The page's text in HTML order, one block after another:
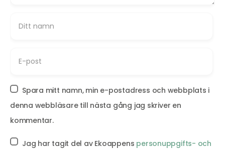
Spara mitt namn, min e-postadress och webbplats i
denna webbläsare till nästa gång jag skriver en
kommentar.
Jag har tagit del av Ekoappens personuppgifts- och